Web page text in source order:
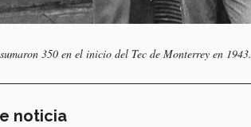
350 en el inicio del Tec de Monterrey en 1943.
noticia